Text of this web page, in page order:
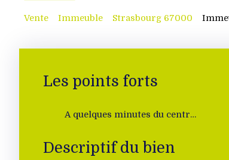
Vente Immeuble Strasbourg 67000
Les points forts
A quelques minutes du centre de Strasbourg
Descriptif du bien